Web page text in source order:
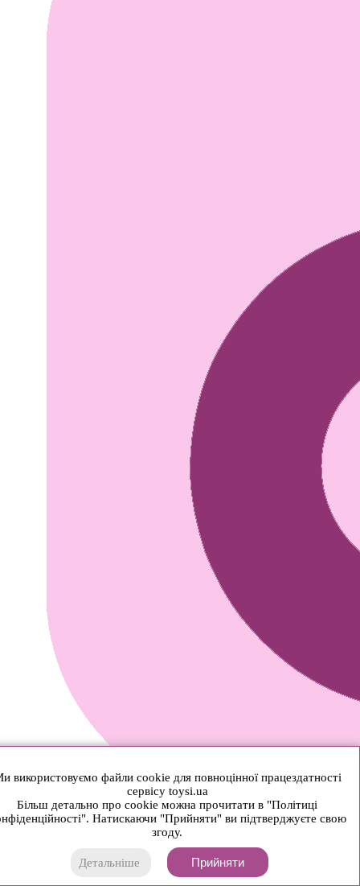
використовуємо файли cookie для повноцінної працездатності
сервісу toysi.ua
Більш детально про cookie можна прочитати в "Політиці
Натискаючи "Прийняти" ви підтверджуєте свою
згоду.
Детальніше Прийняти
© 2026 Toysi.ua